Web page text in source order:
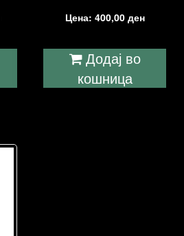
Цена: 400,00 ден
Додај во
кошница